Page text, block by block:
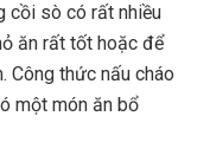
cồi sò có rất nhiều
ăn rất tốt hoặc để
Công thức nấu cháo
một món ăn bổ